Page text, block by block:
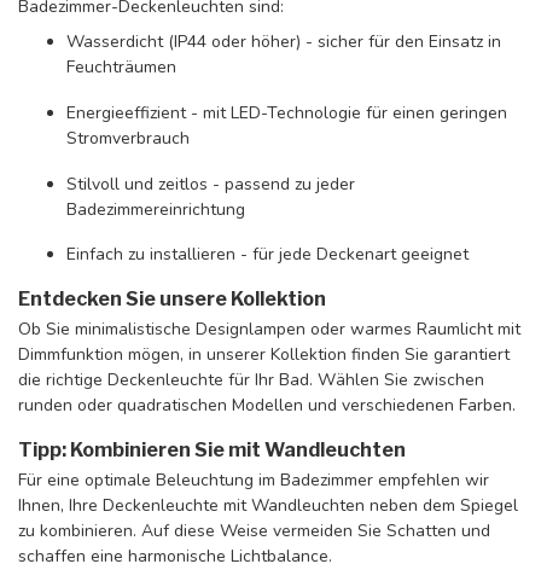
Badezimmer-Deckenleuchten sind:
Wasserdicht (IP44 oder höher) - sicher für den Einsatz in
Feuchträumen
Energieeffizient - mit LED-Technologie für einen geringen
Stromverbrauch
Stilvoll und zeitlos - passend zu jeder
Badezimmereinrichtung
Einfach zu installieren - für jede Deckenart geeignet
Entdecken Sie unsere Kollektion
Ob Sie minimalistische Designlampen oder warmes Raumlicht mit
Dimmfunktion mögen, in unserer Kollektion finden Sie garantiert
die richtige Deckenleuchte für Ihr Bad. Wählen Sie zwischen
runden oder quadratischen Modellen und verschiedenen Farben.
Tipp: Kombinieren Sie mit Wandleuchten
Für eine optimale Beleuchtung im Badezimmer empfehlen wir
Ihnen, Ihre Deckenleuchte mit Wandleuchten neben dem Spiegel
zu kombinieren. Auf diese Weise vermeiden Sie Schatten und
schaffen eine harmonische Lichtbalance.